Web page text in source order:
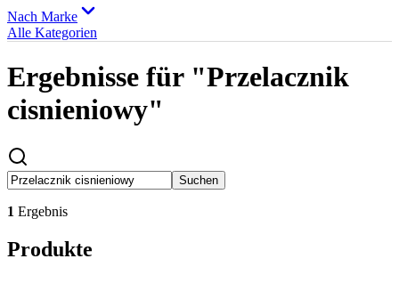
Nach Marke
Alle Kategorien
Ergebnisse für "Przelacznik
cisnieniowy"
Suchen
1 Ergebnis
Produkte